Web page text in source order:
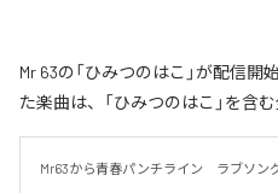
Mr 63の「ひみつのはこ」が配信
た楽曲は、「ひみつのはこ」を含
Mr63から青春パンチライン　ラブソン